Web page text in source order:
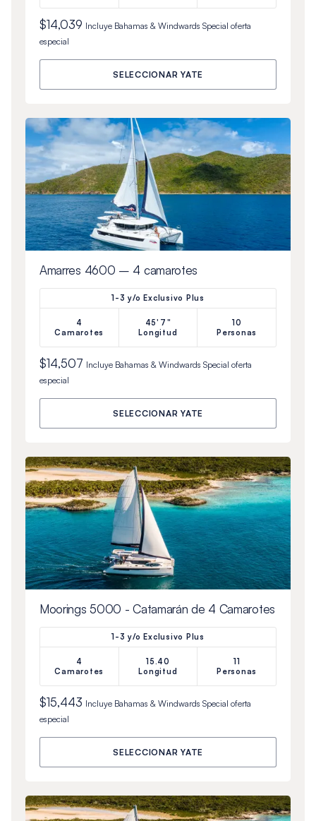
$14,039 Incluye Bahamas & Windwards Special oferta
especial
SELECCIONAR YATE
Amarres 4600 – 4 camarotes
1-3 y/o Exclusivo Plus
4
Camarotes
45'7"
Longitud
10
Personas
$14,507 Incluye Bahamas & Windwards Special oferta
especial
SELECCIONAR YATE
Moorings 5000 - Catamarán de 4 Camarotes
1-3 y/o Exclusivo Plus
4
Camarotes
15.40
Longitud
11
Personas
$15,443 Incluye Bahamas & Windwards Special oferta
especial
SELECCIONAR YATE